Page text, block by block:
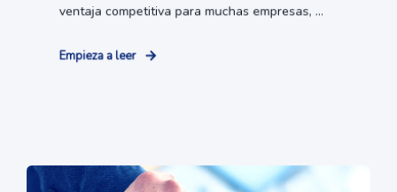
ventaja competitiva para muchas empresas, ...
Empieza a leer